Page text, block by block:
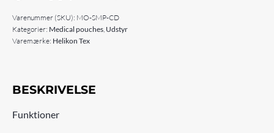
Varenummer (SKU): MO-SMP-CD
Kategorier: Medical pouches, Udstyr
Varemærke: Helikon Tex
BESKRIVELSE
Funktioner